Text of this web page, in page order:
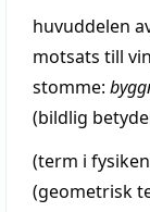
huvuddelen
motsats till
stomme:
(bildlig
(term i
(geometrisk